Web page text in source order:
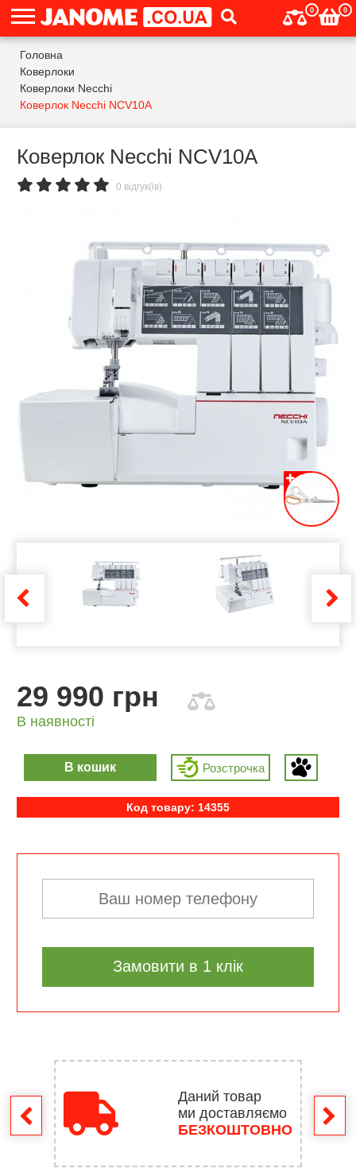
0 0
Головна
Коверлоки
Коверлоки Necchi
Коверлок Necchi NCV10A
Коверлок Necchi NCV10A
0 відгук(ів)
29 990 грн
В наявності
В кошик Розcтрочка
Код товару: 14355
Замовити в 1 клік
Даний товар
ми доставляємо
БЕЗКОШТОВНО